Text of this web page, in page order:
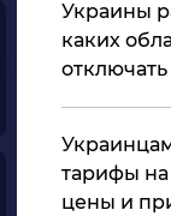
Украины
каких
отключать
тарифы на
цены и